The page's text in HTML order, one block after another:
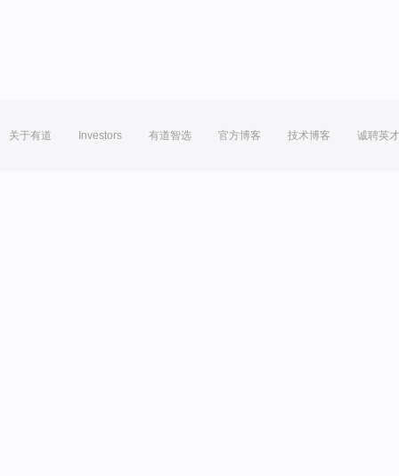
关于有道 Investors 有道智选 官方博客 技术博客 诚聘英才